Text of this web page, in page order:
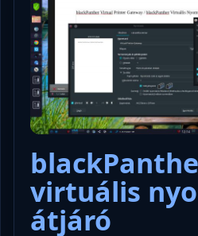
virtuális
átjáró